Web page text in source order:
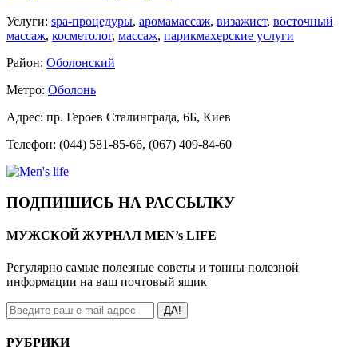
Услуги: spa-процедуры, аромамассаж, визажист, восточный
массаж, косметолог, массаж, парикмахерские услуги
Район: Оболонский
Метро: Оболонь
Адрес: пр. Героев Сталинграда, 6Б, Киев
Телефон: (044) 581-85-66, (067) 409-84-60
ПОДПИШИСЬ НА РАССЫЛКУ
МУЖСКОЙ ЖУРНАЛ MEN’s LIFE
Регулярно самые полезные советы и тонны полезной
информации на ваш почтовый ящик
ДА!
РУБРИКИ